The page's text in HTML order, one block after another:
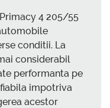
4 205/55
conditii. La
considerabil
performanta pe
impotriva
acestor